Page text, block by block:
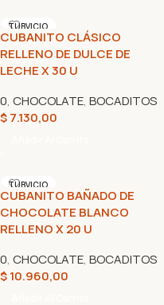
TUBVICIO
CUBANITO CLÁSICO
RELLENO DE DULCE DE
LECHE X 30 U
0, CHOCOLATE, BOCADITOS
$7.130,00
TUBVICIO
CUBANITO BAÑADO DE
CHOCOLATE BLANCO
RELLENO X 20 U
0, CHOCOLATE, BOCADITOS
$10.960,00